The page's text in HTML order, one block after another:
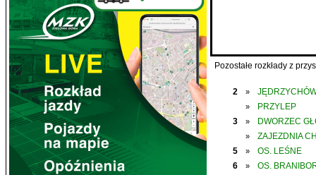
Pozostałe rozkłady z
2 »
»
PRZYLEP
3
» DWORZEC
»
ZAJEZDNIA
5
»
OS. LEŚNE
6
» OS.